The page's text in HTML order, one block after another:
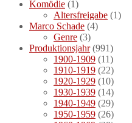
Komödie (1)
Altersfreigabe (1)
Marco Schade (4)
Genre (3)
Produktionsjahr(991)
1900-1909 (11)
1910-1919 (22)
1920-1929 (10)
1930-1939 (14)
1940-1949 (29)
1950-1959 (26)